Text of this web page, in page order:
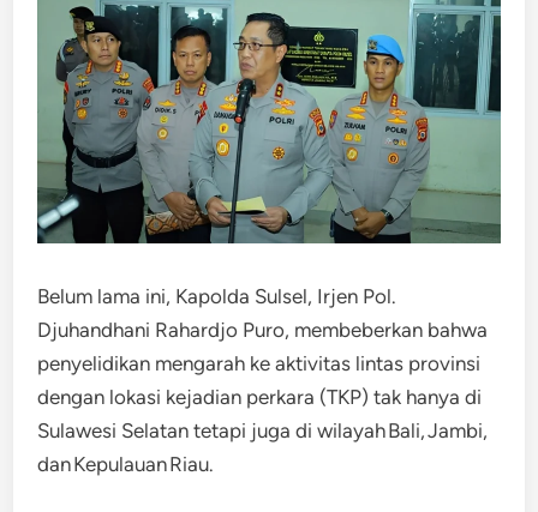
Belum lama ini, Kapolda Sulsel, Irjen Pol.
Djuhandhani Rahardjo Puro, membeberkan bahwa
penyelidikan mengarah ke aktivitas lintas provinsi
dengan lokasi kejadian perkara (TKP) tak hanya di
Sulawesi Selatan tetapi juga di wilayah Bali, Jambi,
dan Kepulauan Riau.